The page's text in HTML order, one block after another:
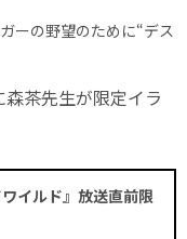
ーの野望のために“デス
茶先生が限定イラ
イルド』放送直前限